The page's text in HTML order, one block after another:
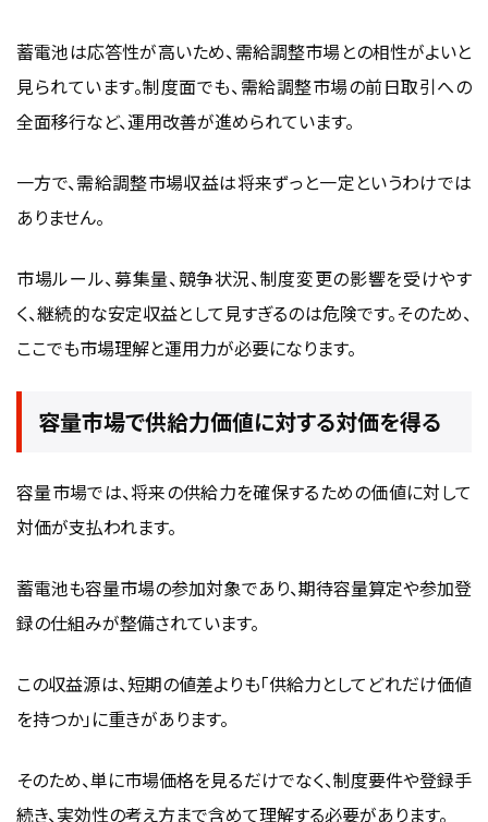
蓄電池は応答性が高いため、需給調整市場との相性がよいと
見られています。制度面でも、需給調整市場の前日取引への
全面移行など、運用改善が進められています。
一方で、需給調整市場収益は将来ずっと一定というわけでは
ありません。
市場ルール、募集量、競争状況、制度変更の影響を受けやす
く、継続的な安定収益として見すぎるのは危険です。そのため、
ここでも市場理解と運用力が必要になります。
容量市場で供給力価値に対する対価を得る
容量市場では、将来の供給力を確保するための価値に対して
対価が支払われます。
蓄電池も容量市場の参加対象であり、期待容量算定や参加登
録の仕組みが整備されています。
この収益源は、短期の値差よりも「供給力としてどれだけ価値
を持つか」に重きがあります。
そのため、単に市場価格を見るだけでなく、制度要件や登録手
続き、実効性の考え方まで含めて理解する必要があります。